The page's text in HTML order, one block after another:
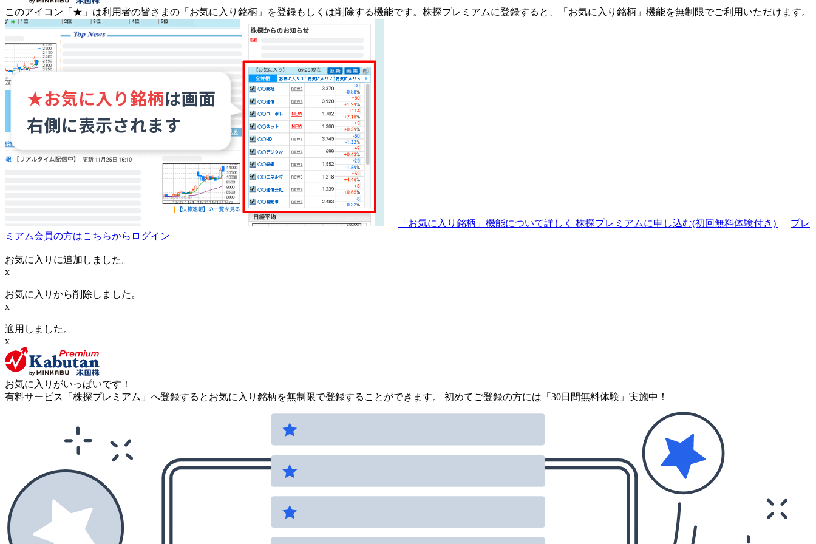
このアイコン 「★」 は利用者の皆さまの 「お気に入り銘柄」を登録もしくは削除する機能です。 株探プレミアムに登録すると、「お気に入り銘柄」機能を無制限でご利用いただけます。
「お気に入り銘柄」機能について詳しく 株探プレミアムに申し込む(初回無料体験付き)
プレ
ミアム会員の方はこちらからログイン
お気に入りに追加しました。
x
お気に入りから削除しました。
x
適用しました。
x
お気に入りがいっぱいです！
有料サービス「株探プレミアム」へ登録するとお気に入り銘柄を無制限で登録することができます。 初めてご登録の方には「30日間無料体験」実施中！